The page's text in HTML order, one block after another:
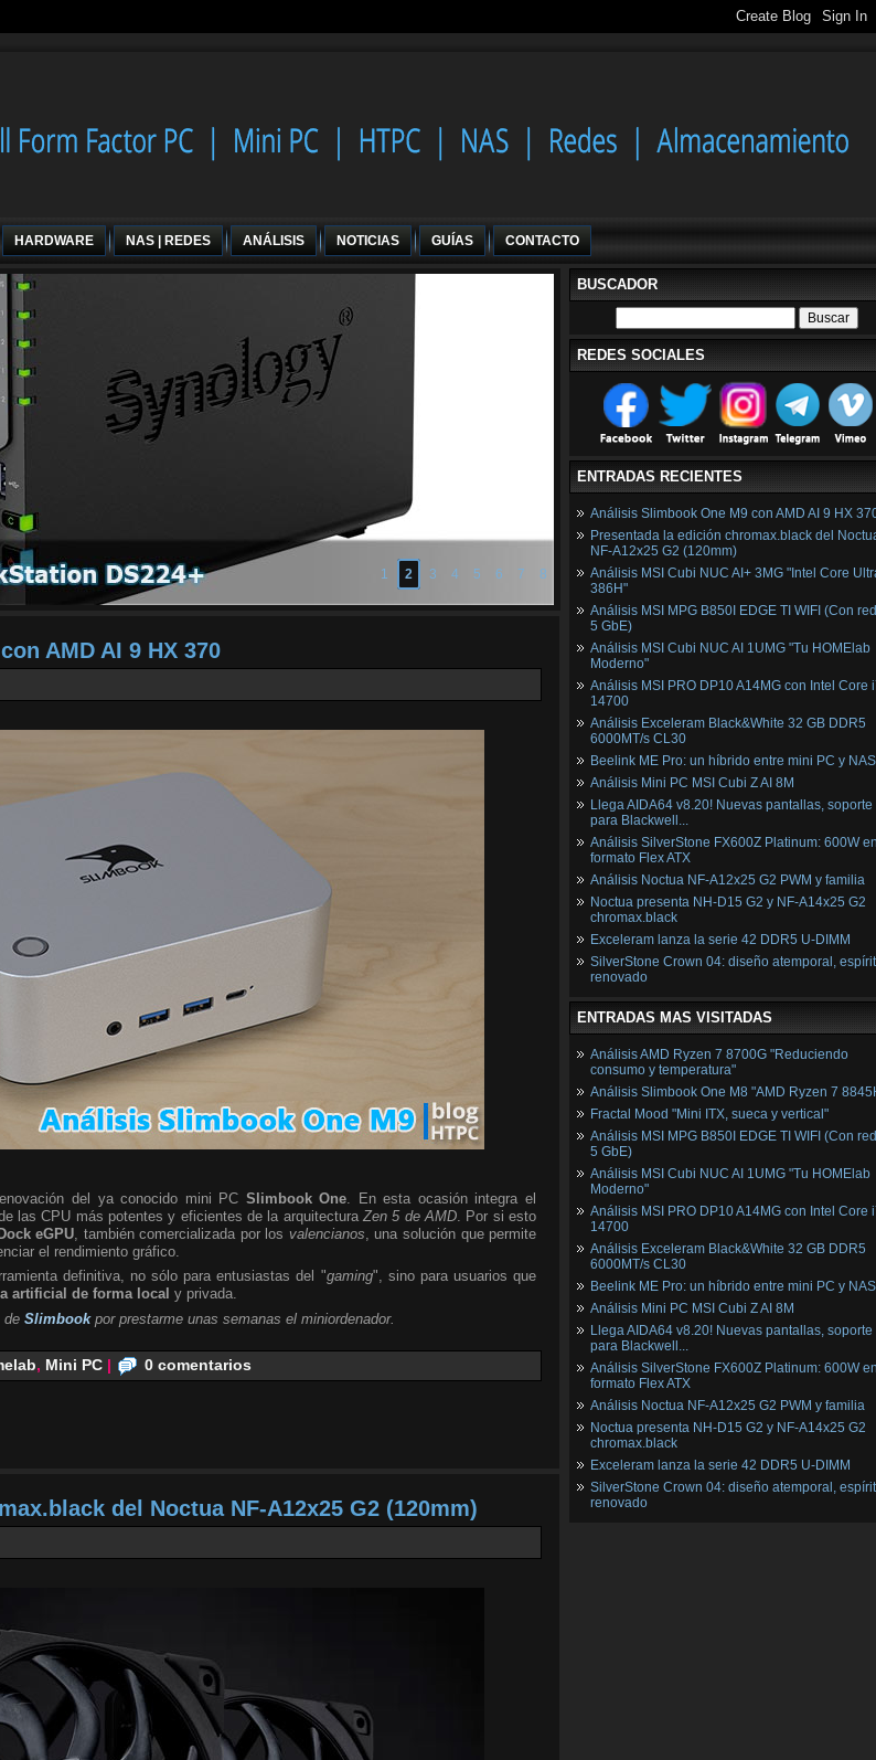
HARDWARE NAS | REDES ANÁLISIS NOTICIAS GUÍAS CONTACTO
1 2 3 4 5 6 7 8
AMD AI 9 HX 370
del ya conocido mini PC Slimbook One . En esta ocasión integra el
de las CPU más potentes y eficientes de la arquitecturaZen 5 de AMD . Por si esto
eGPU , también comercializada por los valencianos , una solución que permite
el rendimiento gráfico.
definitiva, no sólo para entusiastas del "gaming", sino para usuarios que
artificial de forma local y privada.
de Slimbook por prestarme unas semanas el miniordenador.
, Mini PC | 0 comentarios
del Noctua NF‑A12x25 G2 (120mm)
BUSCADOR
REDES SOCIALES
ENTRADAS RECIENTES
Análisis Slimbook One M9 con AMD AI 9 HX
Presentada la edición chromax.black del
NF‑A12x25 G2 (120mm)
Análisis MSI Cubi NUC AI+ 3MG "Intel Core
386H"
Análisis MSI MPG B850I EDGE TI WIFI (Con
5 GbE)
Análisis MSI Cubi NUC AI 1UMG "Tu HOMElab
Moderno"
Análisis MSI PRO DP10 A14MG con Intel Core
14700
Análisis Exceleram Black&White 32 GB DDR5
6000MT/s CL30
Beelink ME Pro: un híbrido entre mini PC y NAS
Análisis Mini PC MSI Cubi Z AI 8M
Llega AIDA64 v8.20! Nuevas pantallas, soporte
para Blackwell...
Análisis SilverStone FX600Z Platinum: 600W
formato Flex ATX
Análisis Noctua NF-A12x25 G2 PWM y familia
Noctua presenta NH-D15 G2 y NF-A14x25 G2
chromax.black
Exceleram lanza la serie 42 DDR5 U-DIMM
SilverStone Crown 04: diseño atemporal,
renovado
ENTRADAS MAS VISITADAS
Análisis AMD Ryzen 7 8700G "Reduciendo
consumo y temperatura"
Análisis Slimbook One M8 "AMD Ryzen 7
Fractal Mood "Mini ITX, sueca y vertical"
Análisis MSI MPG B850I EDGE TI WIFI (Con
5 GbE)
Análisis MSI Cubi NUC AI 1UMG "Tu HOMElab
Moderno"
Análisis MSI PRO DP10 A14MG con Intel Core
14700
Análisis Exceleram Black&White 32 GB DDR5
6000MT/s CL30
Beelink ME Pro: un híbrido entre mini PC y NAS
Análisis Mini PC MSI Cubi Z AI 8M
Llega AIDA64 v8.20! Nuevas pantallas, soporte
para Blackwell...
Análisis SilverStone FX600Z Platinum: 600W
formato Flex ATX
Análisis Noctua NF-A12x25 G2 PWM y familia
Noctua presenta NH-D15 G2 y NF-A14x25 G2
chromax.black
Exceleram lanza la serie 42 DDR5 U-DIMM
SilverStone Crown 04: diseño atemporal,
renovado